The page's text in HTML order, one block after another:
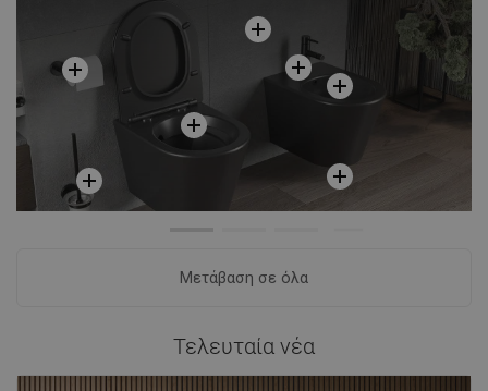
Μετάβαση σε όλα
Τελευταία νέα